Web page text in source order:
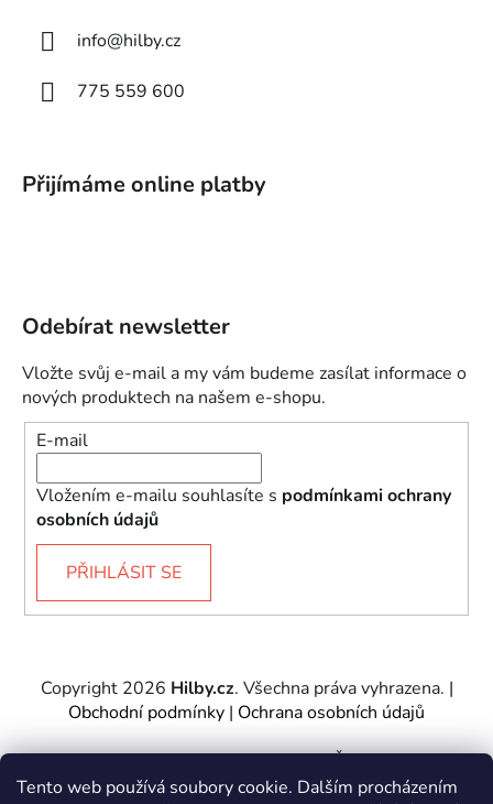
Tento web používá soubory cookie. Dalším procházením
info@hilby.cz
775 559 600
Přijímáme online platby
Odebírat newsletter
Vložte svůj e-mail a my vám budeme zasílat informace o
nových produktech na našem e-shopu.
E-mail
Vložením e-mailu souhlasíte s podmínkami ochrany
osobních údajů
PŘIHLÁSIT SE
Copyright 2026 Hilby.cz. Všechna práva vyhrazena. |
Obchodní podmínky | Ochrana osobních údajů
Provozovatel e-shopu: Hilby CZ s.r.o., IČ: 27467317, se
sídlem Soukenická 2082/7,11000 Praha 1 – Nové